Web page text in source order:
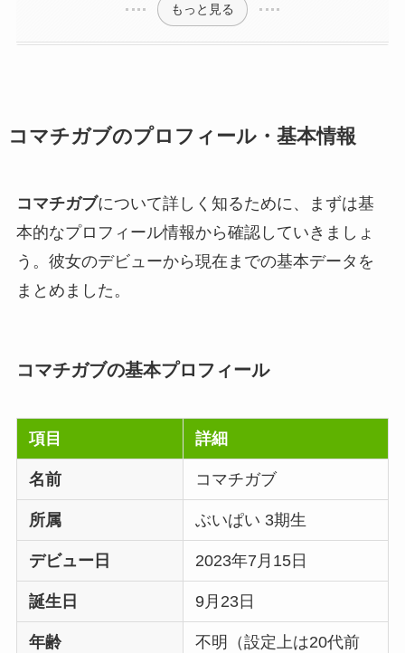
もっと見る
コマチガブのプロフィール・基本情報
コマチガブについて詳しく知るために、まずは基
本的なプロフィール情報から確認していきましょ
う。彼女のデビューから現在までの基本データを
まとめました。
コマチガブの基本プロフィール
項目 詳細
名前 コマチガブ
所属 ぶいぱい 3期生
デビュー日 2023年7月15日
誕生日 9月23日
年齢
不明（設定上は20代前